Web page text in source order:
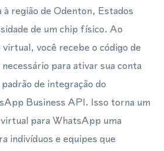
região de Odenton, Estados
de um chip físico. Ao
você recebe o código de
para ativar sua conta
de integração do
Business API. Isso torna um
para WhatsApp uma
indivíduos e equipes que